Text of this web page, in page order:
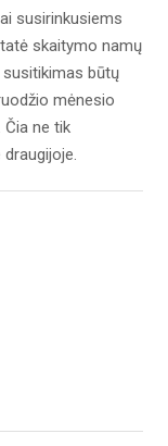
susirinkusiems
skaitymo namų
susitikimas būtų
mėnesio
ne tik